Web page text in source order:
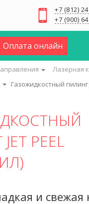
+7 (812)
+7 (900)
Оплата онлайн
Лазерная
Газожидкостный
PEEL
и свежая